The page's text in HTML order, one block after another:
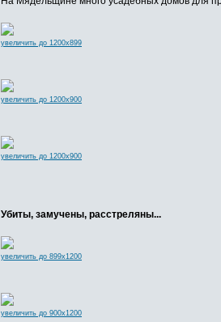
увеличить до 1200x899
увеличить до 1200x900
увеличить до 1200x900
Убиты, замучены, расстреляны...
увеличить до 899x1200
увеличить до 900x1200